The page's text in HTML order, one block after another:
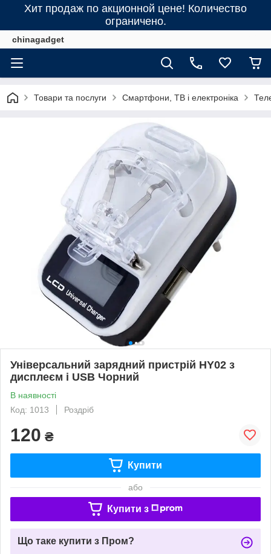
Хит продаж по акционной цене! Количество
ограничено.
chinagadget
Товари та послуги Смартфони, ТВ і електроніка
Універсальний зарядний пристрій HY02 з
дисплеєм і USB Чорний
В наявності
Код: 1013
Роздріб
120 ₴
Купити
або
Купити з
Що таке купити з Пром?